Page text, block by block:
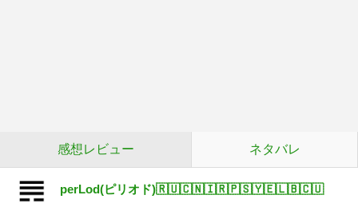
感想レビュー ネタバレ
perLod(ピリオド)🇷🇺🇨🇳🇮🇷🇵🇸🇾🇪🇱🇧🇨🇺